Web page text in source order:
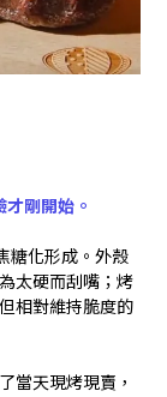
剛開始。
糖化形成。外殼
太硬而刮嘴；烤
相對維持脆度的
當天現烤現賣，